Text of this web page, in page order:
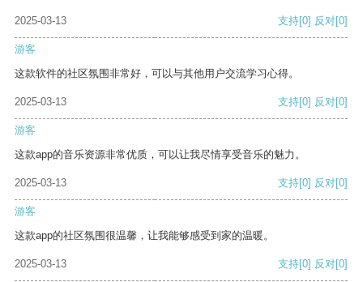
2025-03-13 支持[0] 反对[0]
游客
这款软件的社区氛围非常好，可以与其他用户交流学习心得。
2025-03-13 支持[0] 反对[0]
游客
这款app的音乐资源非常优质，可以让我尽情享受音乐的魅力。
2025-03-13 支持[0] 反对[0]
游客
这款app的社区氛围很温馨，让我能够感受到家的温暖。
2025-03-13 支持[0] 反对[0]